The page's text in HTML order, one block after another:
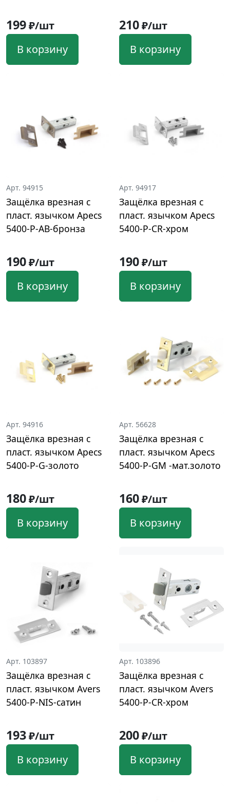
199₽/шт
В корзину
210₽/шт
В корзину
Арт. 94915
Защёлка врезная с
пласт. язычком Apecs
5400-Р-AB-бронза
190₽/шт
В корзину
Арт. 94917
Защёлка врезная с
пласт. язычком Apecs
5400-Р-CR-хром
190₽/шт
В корзину
Арт. 94916
Защёлка врезная с
пласт. язычком Apecs
5400-Р-G-золото
180₽/шт
В корзину
Арт. 56628
Защёлка врезная с
пласт. язычком Apecs
5400-Р-GM -мат.золото
160₽/шт
В корзину
Арт. 103897
Защёлка врезная с
пласт. язычком Avers
5400-P-NIS-сатин
193₽/шт
В корзину
Арт. 103896
Защёлка врезная с
пласт. язычком Avers
5400-Р-CR-хром
200₽/шт
В корзину